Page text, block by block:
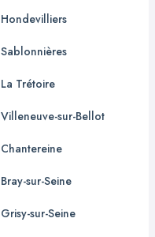
Hondevilliers
Sablonnières
La Trétoire
Villeneuve-sur-Bellot
Chantereine
Bray-sur-Seine
Grisy-sur-Seine